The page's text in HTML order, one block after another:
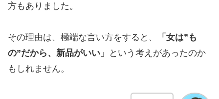
方もありました。
その理由は、極端な言い方をすると、
「女は”も
の”だから、新品がいい」
という考えがあったのか
もしれません。